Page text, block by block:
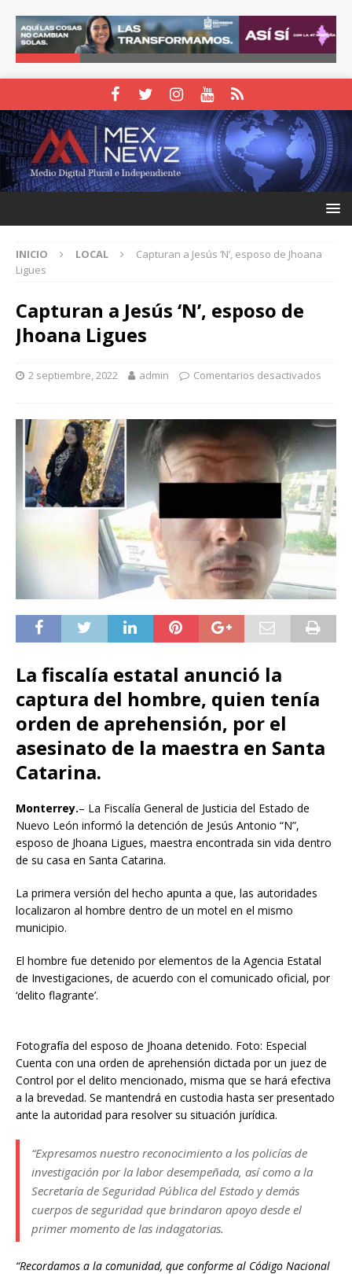
INICIO LOCAL
Capturan a Jesús ‘N’, esposo de Jhoana
Ligues
Capturan a Jesús ‘N’, esposo de
Jhoana Ligues
2 septiembre, 2022 admin Comentarios desactivados
La fiscalía estatal anunció la
captura del hombre, quien tenía
orden de aprehensión, por el
asesinato de la maestra en Santa
Catarina.
Monterrey.– La Fiscalía General de Justicia del Estado de
Nuevo León informó la detención de Jesús Antonio “N”,
esposo de Jhoana Ligues, maestra encontrada sin vida dentro
de su casa en Santa Catarina.
La primera versión del hecho apunta a que, las autoridades
localizaron al hombre dentro de un motel en el mismo
municipio.
El hombre fue detenido por elementos de la Agencia Estatal
de Investigaciones, de acuerdo con el comunicado oficial, por
‘delito flagrante’.
Fotografía del esposo de Jhoana detenido. Foto: Especial
Cuenta con una orden de aprehensión dictada por un juez de
Control por el delito mencionado, misma que se hará efectiva
a la brevedad. Se mantendrá en custodia hasta ser presentado
ante la autoridad para resolver su situación jurídica.
“Expresamos nuestro reconocimiento a los policías de
investigación por la labor desempeñada, así como a la
Secretaría de Seguridad Pública del Estado y demás
cuerpos de seguridad que brindaron apoyo desde el
primer momento de las indagatorias.
“Recordamos a la comunidad, que conforme al Código Nacional